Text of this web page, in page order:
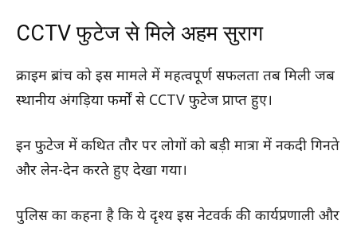
CCTV फुटेज से मिले अहम सुराग
क्राइम ब्रांच को इस मामले में महत्वपूर्ण सफलता तब मिली जब
स्थानीय अंगड़िया फर्मों से CCTV फुटेज प्राप्त हुए।
इन फुटेज में कथित तौर पर लोगों को बड़ी मात्रा में नकदी गिनते
और लेन-देन करते हुए देखा गया।
पुलिस का कहना है कि ये दृश्य इस नेटवर्क की कार्यप्रणाली और